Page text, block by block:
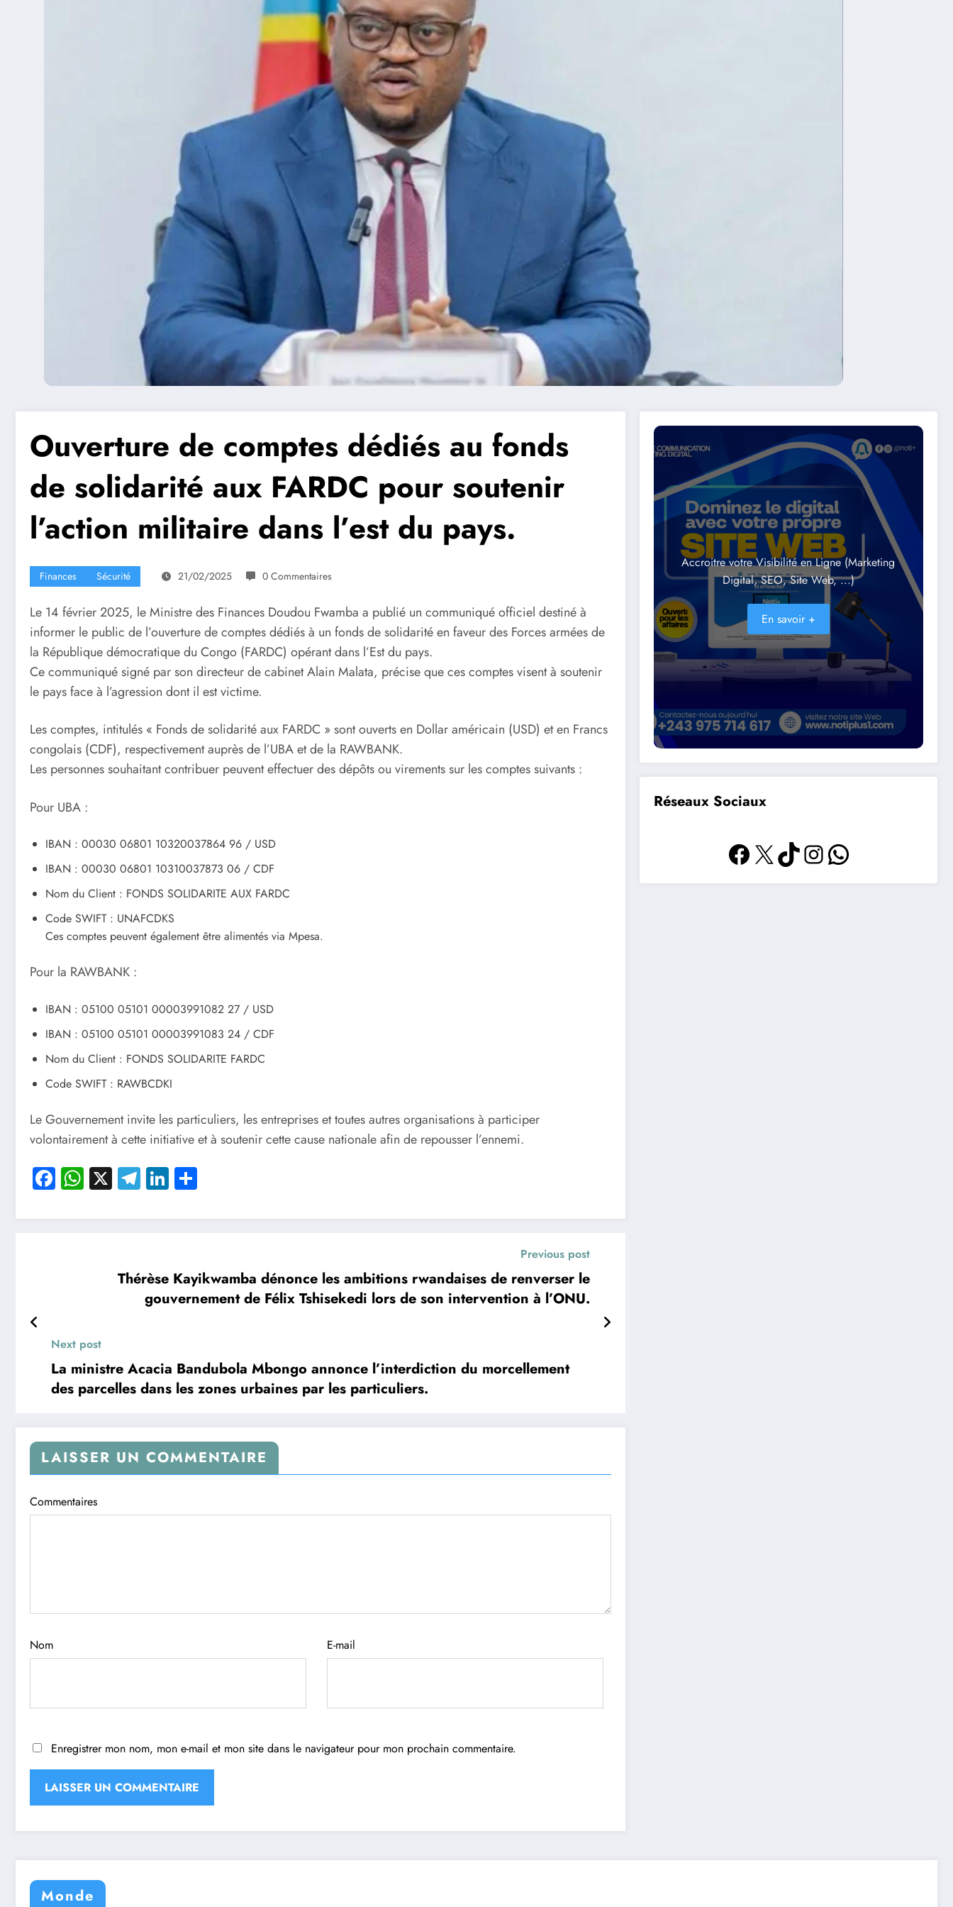
Ouverture de comptes dédiés au fonds
de solidarité aux FARDC pour soutenir
l’action militaire dans l’est du pays.
Finances Sécurité 21/02/2025 0 Commentaires
Le 14 février 2025, le Ministre des Finances Doudou Fwamba a publié un communiqué officiel destiné à
informer le public de l’ouverture de comptes dédiés à un fonds de solidarité en faveur des Forces armées de
la République démocratique du Congo (FARDC) opérant dans l’Est du pays.
Ce communiqué signé par son directeur de cabinet Alain Malata, précise que ces comptes visent à soutenir
le pays face à l’agression dont il est victime.
Les comptes, intitulés « Fonds de solidarité aux FARDC » sont ouverts en Dollar américain (USD) et en Francs
congolais (CDF), respectivement auprès de l’UBA et de la RAWBANK.
Les personnes souhaitant contribuer peuvent effectuer des dépôts ou virements sur les comptes suivants :
Pour UBA :
IBAN : 00030 06801 10320037864 96 / USD
IBAN : 00030 06801 10310037873 06 / CDF
Nom du Client : FONDS SOLIDARITE AUX FARDC
Code SWIFT : UNAFCDKS
Ces comptes peuvent également être alimentés via Mpesa.
Pour la RAWBANK :
IBAN : 05100 05101 00003991082 27 / USD
IBAN : 05100 05101 00003991083 24 / CDF
Nom du Client : FONDS SOLIDARITE FARDC
Code SWIFT : RAWBCDKI
Le Gouvernement invite les particuliers, les entreprises et toutes autres organisations à participer
volontairement à cette initiative et à soutenir cette cause nationale afin de repousser l’ennemi.
Facebook
WhatsApp
X Telegram
LinkedIn
Previous post
Thérèse Kayikwamba dénonce les ambitions rwandaises de renverser le
gouvernement de Félix Tshisekedi lors de son intervention à l’ONU.
Next post
La ministre Acacia Bandubola Mbongo annonce l’interdiction du morcellement
des parcelles dans les zones urbaines par les particuliers.
LAISSER UN COMMENTAIRE
Commentaires
Nom E-mail
Enregistrer mon nom, mon e-mail et mon site dans le navigateur pour mon prochain commentaire.
Accroitre votre Visibilité en Ligne (Marketing
Digital, SEO, Site Web, ...)
En savoir +
Réseaux Sociaux
Facebook
X TikTok
Instagram
WhatsApp
Monde